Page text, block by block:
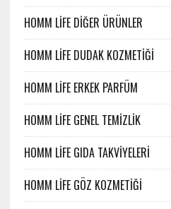
HOMM LİFE DİĞER ÜRÜNLER
HOMM LİFE DUDAK KOZMETİĞİ
HOMM LİFE ERKEK PARFÜM
HOMM LİFE GENEL TEMİZLİK
HOMM LİFE GIDA TAKVİYELERİ
HOMM LİFE GÖZ KOZMETİĞİ